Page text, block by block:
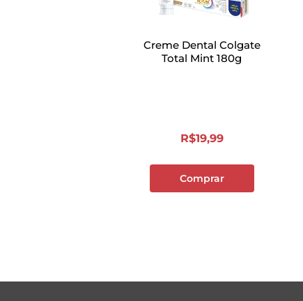
Creme Dental Colgate
Total Mint 180g
R$19,99
Comprar